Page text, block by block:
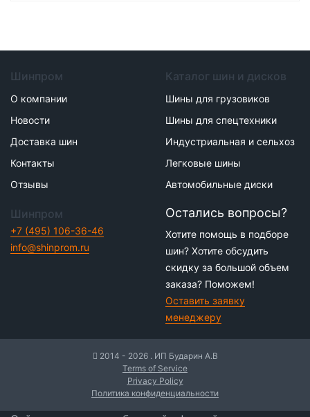
Шинпром
О компании
Новости
Доставка шин
Контакты
Отзывы
Каталог шин и дисков
Шины для грузовиков
Шины для спецтехники
Индустриальная и сельхоз
Легковые шины
Автомобильные диски
Шинпром
+7 (495) 106-36-46
info@shinprom.ru
Остались вопросы?
Хотите помощь в подборе
шин? Хотите обсудить
скидку за большой объем
заказа? Поможем!
Оставить заявку
менеджеру
2014 - 2026 . ИП Бударин А.В
Terms of Service
Privacy Policy
Политика конфиденциальности